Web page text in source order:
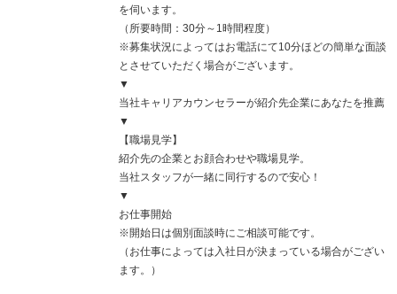
を伺います。
（所要時間：30分～1時間程度）
※募集状況によってはお電話にて10分ほどの簡単な面談
とさせていただく場合がございます。
▼
当社キャリアカウンセラーが紹介先企業にあなたを推薦
▼
【職場見学】
紹介先の企業とお顔合わせや職場見学。
当社スタッフが一緒に同行するので安心！
▼
お仕事開始
※開始日は個別面談時にご相談可能です。
（お仕事によっては入社日が決まっている場合がござい
ます。）